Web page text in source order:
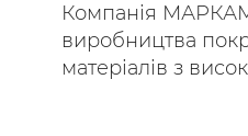
Компанія
виробництва
матеріалів з